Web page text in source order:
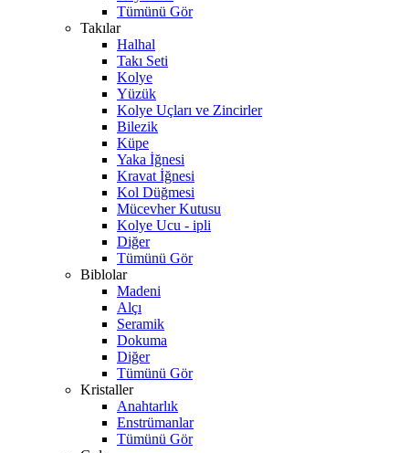
Tümünü Gör
Takılar
Halhal
Takı Seti
Kolye
Yüzük
Kolye Uçları ve Zincirler
Bilezik
Küpe
Yaka İğnesi
Kravat İğnesi
Kol Düğmesi
Mücevher Kutusu
Kolye Ucu - ipli
Diğer
Tümünü Gör
Biblolar
Madeni
Alçı
Seramik
Dokuma
Diğer
Tümünü Gör
Kristaller
Anahtarlık
Enstrümanlar
Tümünü Gör